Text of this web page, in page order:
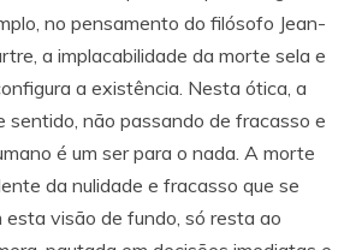
no pensamento do filósofo Jean-
a implacabilidade da morte sela e
a existência. Nesta ótica, a
sentido, não passando de fracasso e
é um ser para o nada. A morte
da nulidade e fracasso que se
esta visão de fundo, só resta ao